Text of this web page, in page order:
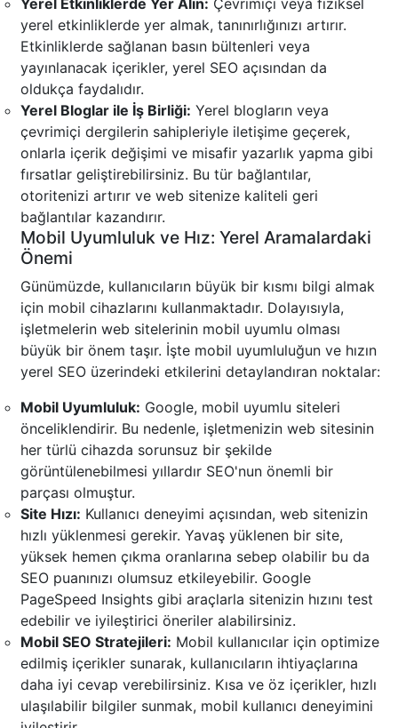
Yerel Etkinliklerde Yer Alın: Çevrimiçi veya fiziksel
yerel etkinliklerde yer almak, tanınırlığınızı artırır.
Etkinliklerde sağlanan basın bültenleri veya
yayınlanacak içerikler, yerel SEO açısından da
oldukça faydalıdır.
Yerel Bloglar ile İş Birliği: Yerel blogların veya
çevrimiçi dergilerin sahipleriyle iletişime geçerek,
onlarla içerik değişimi ve misafir yazarlık yapma gibi
fırsatlar geliştirebilirsiniz. Bu tür bağlantılar,
otoritenizi artırır ve web sitenize kaliteli geri
bağlantılar kazandırır.
Mobil Uyumluluk ve Hız: Yerel Aramalardaki
Önemi
Günümüzde, kullanıcıların büyük bir kısmı bilgi almak
için mobil cihazlarını kullanmaktadır. Dolayısıyla,
işletmelerin web sitelerinin mobil uyumlu olması
büyük bir önem taşır. İşte mobil uyumluluğun ve hızın
yerel SEO üzerindeki etkilerini detaylandıran noktalar:
Mobil Uyumluluk: Google, mobil uyumlu siteleri
önceliklendirir. Bu nedenle, işletmenizin web sitesinin
her türlü cihazda sorunsuz bir şekilde
görüntülenebilmesi yıllardır SEO'nun önemli bir
parçası olmuştur.
Site Hızı: Kullanıcı deneyimi açısından, web sitenizin
hızlı yüklenmesi gerekir. Yavaş yüklenen bir site,
yüksek hemen çıkma oranlarına sebep olabilir bu da
SEO puanınızı olumsuz etkileyebilir. Google
PageSpeed Insights gibi araçlarla sitenizin hızını test
edebilir ve iyileştirici öneriler alabilirsiniz.
Mobil SEO Stratejileri: Mobil kullanıcılar için optimize
edilmiş içerikler sunarak, kullanıcıların ihtiyaçlarına
daha iyi cevap verebilirsiniz. Kısa ve öz içerikler, hızlı
ulaşılabilir bilgiler sunmak, mobil kullanıcı deneyimini